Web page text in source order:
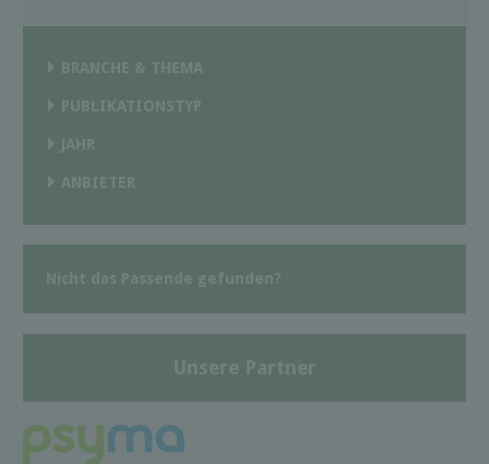
BRANCHE & THEMA
PUBLIKATIONSTYP
JAHR
ANBIETER
Nicht das Passende gefunden?
Unsere Partner